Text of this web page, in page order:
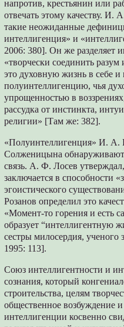
напротив, крестьянин или
отвечать этому качеству. И.
такие неожиданные
интеллигенция» и
2006: 380]. Он же
«творчески соединить разум
это духовную жизнь в себе и
полуинтеллигенцию, чья
упрощенностью в
рассудка от инстинкта,
религии» [Там же: 382].
«Полуинтеллигенция» И.
Солженицына
связь. А. Ф. Лосев
заключается в способности
эгоистического
Розанов определил это
«Момент-то горения и есть
образует “интеллигентную
сестры милосердия, ученого
1995: 113].
Союз интеллигентности и
сознания, который
строительства, целям
общественное возбуждение
интеллигенции косвенно